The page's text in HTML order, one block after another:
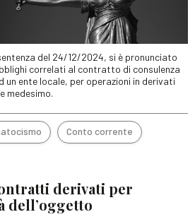
del 24/12/2024, si è pronunciato
correlati al contratto di consulenza
un ente locale, per operazioni in derivati
medesimo.
Conto corrente
derivati per
dell’oggetto